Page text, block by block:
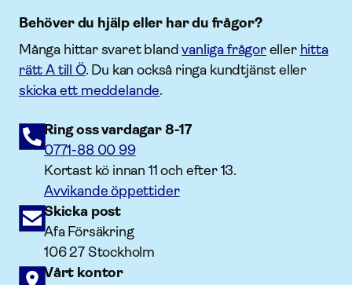
Behöver du hjälp eller har du frågor?
Många hittar svaret blandvanliga frågoreller hitta
rätt A till Ö. Du kan också ringa kundtjänst eller
skicka ett meddelande.
Ring oss vardagar 8-17
0771-88 00 99
Kortast kö innan 11 och efter 13.
Avvikande öppettider
Skicka post
Afa Försäkring
106 27 Stockholm
Vårt kontor